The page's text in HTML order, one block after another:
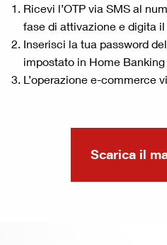
Ricevi l’OTP via SMS al
fase di attivazione e digita
Inserisci la tua password
impostato in Home Banking
L’operazione e-commerce
Scarica il